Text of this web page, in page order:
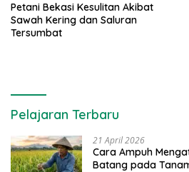
Petani Bekasi Kesulitan Akibat
Sawah Kering dan Saluran
Tersumbat
Pelajaran Terbaru
21 April 2026
Cara Ampuh
Batang pada